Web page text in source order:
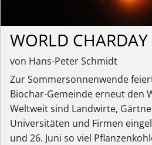
WORLD
von Hans-Peter Schmidt
Zur Sommersonnenwende
Biochar-Gemeinde erneut den
Weltweit sind Landwirte,
Universitäten und Firmen
und 26. Juni so viel